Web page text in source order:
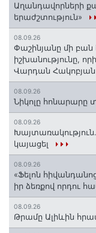
Աղանդավորների
երաժշտություն»
08.09.26
Փաշինյանը մի բան
իշխանությունը,
Վարդան Հակոբյան
08.09.26
Նիկոլը հոնարարը
08.09.26
կայացել
08.09.26
«Ֆելոն
իր ձեռքով որդու
08.09.26
Թրամը Ալիևին